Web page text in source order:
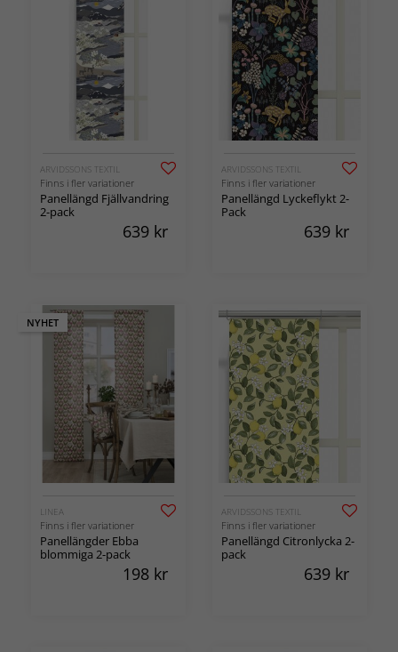
ARVIDSSONS TEXTIL
Finns i fler variationer
Panellängd Fjällvandring
2-pack
639 kr
ARVIDSSONS TEXTIL
Finns i fler variationer
Panellängd Lyckeflykt 2-
Pack
639 kr
NYHET
LINEA
Finns i fler variationer
Panellängder Ebba
blommiga 2-pack
198 kr
ARVIDSSONS TEXTIL
Finns i fler variationer
Panellängd Citronlycka 2-
pack
639 kr